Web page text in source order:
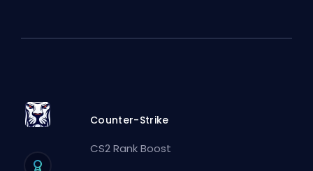
Counter-Strike
CS2 Rank Boost